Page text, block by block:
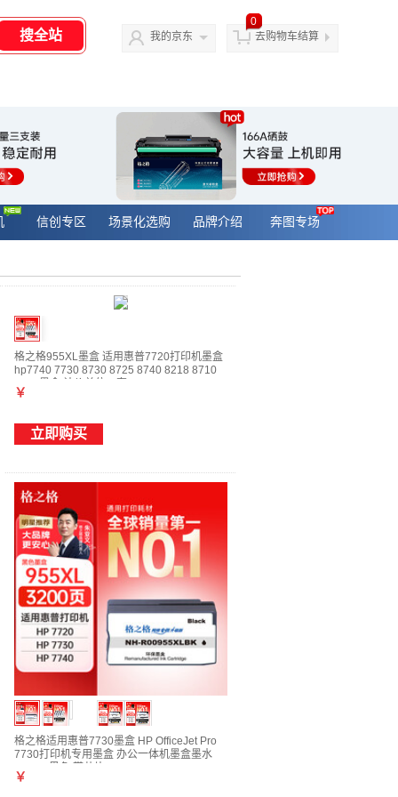
我的京东
0
去购物车结算
信创专区 场景化选购 品牌介绍 奔图专场
格之格955XL墨盒 适用惠普7720打印机墨盒
hp7740 7730 8730 8725 8740 8218 8710
￥
立即购买
格之格适用惠普7730墨盒 HP OfficeJet Pro
7730打印机专用墨盒 办公一体机墨盒墨水
￥